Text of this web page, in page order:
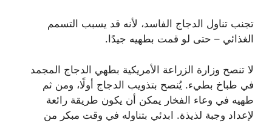
تجنب تناول الدجاج الفاسد، لأنه قد يسبب التسمم
الغذائي – حتى لو قمت بطهيه جيدًا.
لا تنصح وزارة الزراعة الأمريكية بطهي الدجاج المجمد
في طباخ بطيء. يُنصح بتذويب الدجاج أولًا، ومن ثم
طهيه في وعاء الفخار يمكن أن يكون طريقة رائعة
لإعداد وجبة لذيذة. ابدئي بتناوله في وقت مبكر من